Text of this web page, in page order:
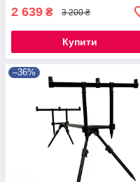
2 639 ₴ 3 200 ₴
Купити
–36%